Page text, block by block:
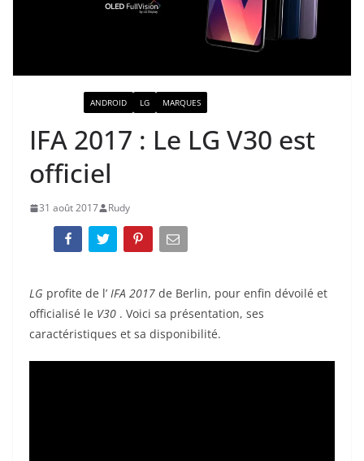
ANDROID LG MARQUES
IFA 2017 : Le LG V30 est
officiel
31 août 2017 Rudy
LG profite de l’ IFA 2017 de Berlin, pour enfin dévoilé et
officialisé le V30 . Voici sa présentation, ses
caractéristiques et sa disponibilité.